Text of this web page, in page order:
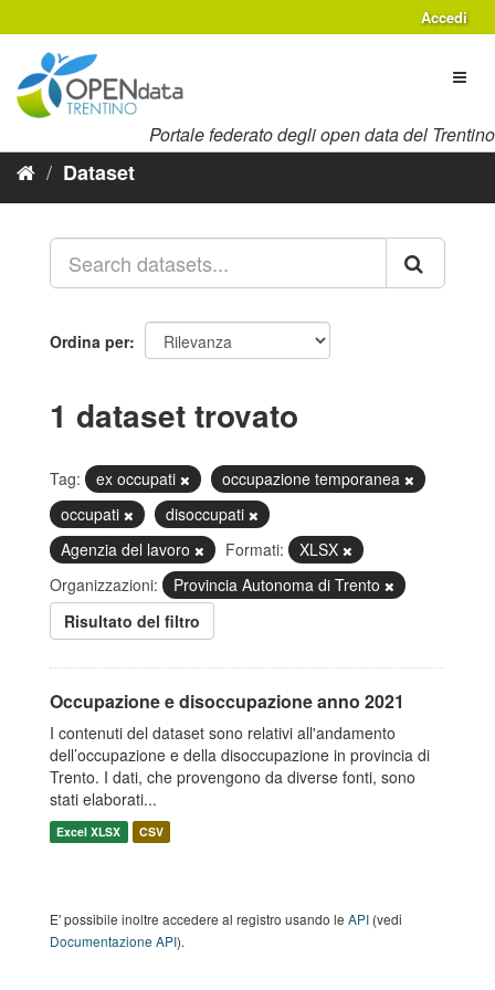
al
contenuto
Accedi
Portale federato degli open data del Trentino
Dataset
Ordina per
1 dataset trovato
Tag: ex occupati
occupazione temporanea
occupati
disoccupati
Agenzia del lavoro
Formati:
XLSX
Organizzazioni:
Provincia Autonoma di Trento
Risultato del filtro
Occupazione e disoccupazione anno 2021
I contenuti del dataset sono relativi all'andamento
dell’occupazione e della disoccupazione in provincia di
Trento. I dati, che provengono da diverse fonti, sono
stati elaborati...
Excel XLSX CSV
E' possibile inoltre accedere al registro usando le API (vedi
Documentazione API).